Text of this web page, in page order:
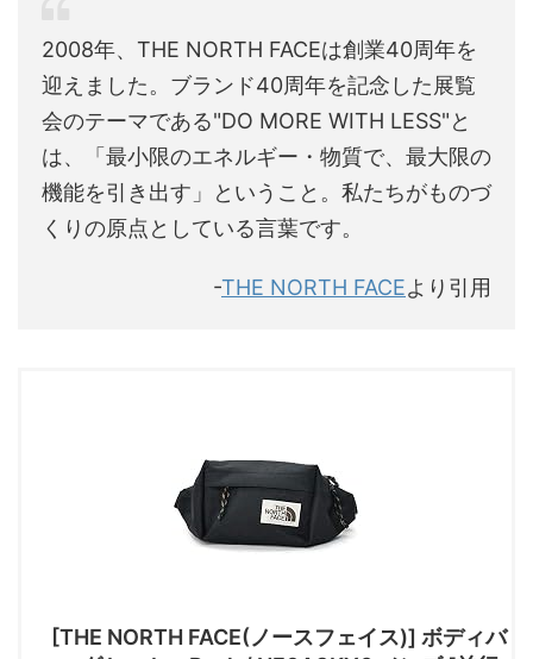
2008年、THE NORTH FACEは創業40周年を
迎えました。ブランド40周年を記念した展覧
会のテーマである"DO MORE WITH LESS"と
は、「最小限のエネルギー・物質で、最大限の
機能を引き出す」ということ。私たちがものづ
くりの原点としている言葉です。
-THE NORTH FACEより引用
[THE NORTH FACE(ノースフェイス)] ボディバ